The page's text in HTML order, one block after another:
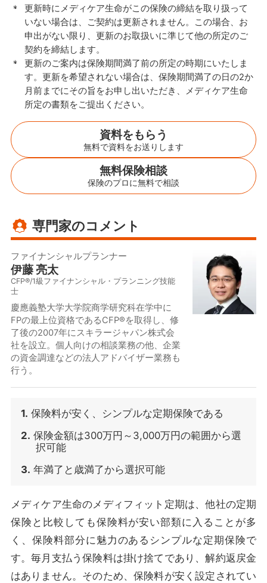
更新時にメディケア生命がこの保険の締結を取り扱って
いない場合は、ご契約は更新されません。この場合、お
申出がない限り、更新のお取扱いに準じて他の所定のご
契約を締結します。
更新のご案内は保険期間満了前の所定の時期にいたしま
す。更新を希望されない場合は、保険期間満了の日の2か
月前までにその旨をお申し出いただき、メディケア生命
所定の書類をご提出ください。
資料をもらう
無料で資料をお送りします
無料保険相談
保険のプロに無料で相談
専門家のコメント
ファイナンシャルプランナー
伊藤 亮太
CFP®/1級ファイナンシャル・プランニング技能
士
慶應義塾大学大学院商学研究科在学中に
FPの最上位資格であるCFP®を取得し、修
了後の2007年にスキラージャパン株式会
社を設立。個人向けの相談業務の他、企業
の資金調達などの法人アドバイザー業務も
行う。
1. 保険料が安く、シンプルな定期保険である
2. 保険金額は300万円～3,000万円の範囲から選
択可能
3. 年満了と歳満了から選択可能
メディケア生命のメディフィット定期は、他社の定期
保険と比較しても保険料が安い部類に入ることが多
く、保険料部分に魅力のあるシンプルな定期保険で
す。毎月支払う保険料は掛け捨てであり、解約返戻金
はありません。そのため、保険料が安く設定されてい